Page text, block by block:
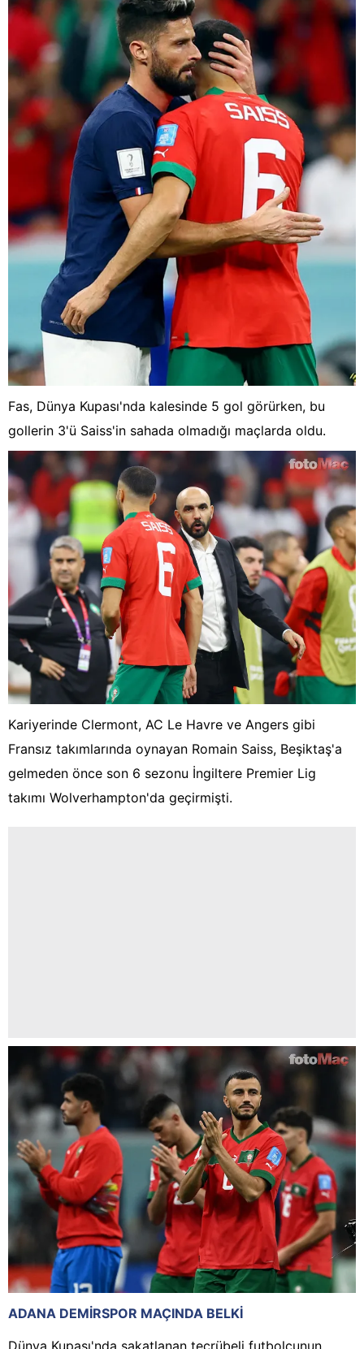
Fas, Dünya Kupası'nda kalesinde 5 gol görürken, bu
gollerin 3'ü Saiss'in sahada olmadığı maçlarda oldu.
Kariyerinde Clermont, AC Le Havre ve Angers gibi
Fransız takımlarında oynayan Romain Saiss, Beşiktaş'a
gelmeden önce son 6 sezonu İngiltere Premier Lig
takımı Wolverhampton'da geçirmişti.
ADANA DEMİRSPOR MAÇINDA BELKİ
Dünya Kupası'nda sakatlanan tecrübeli futbolcunun